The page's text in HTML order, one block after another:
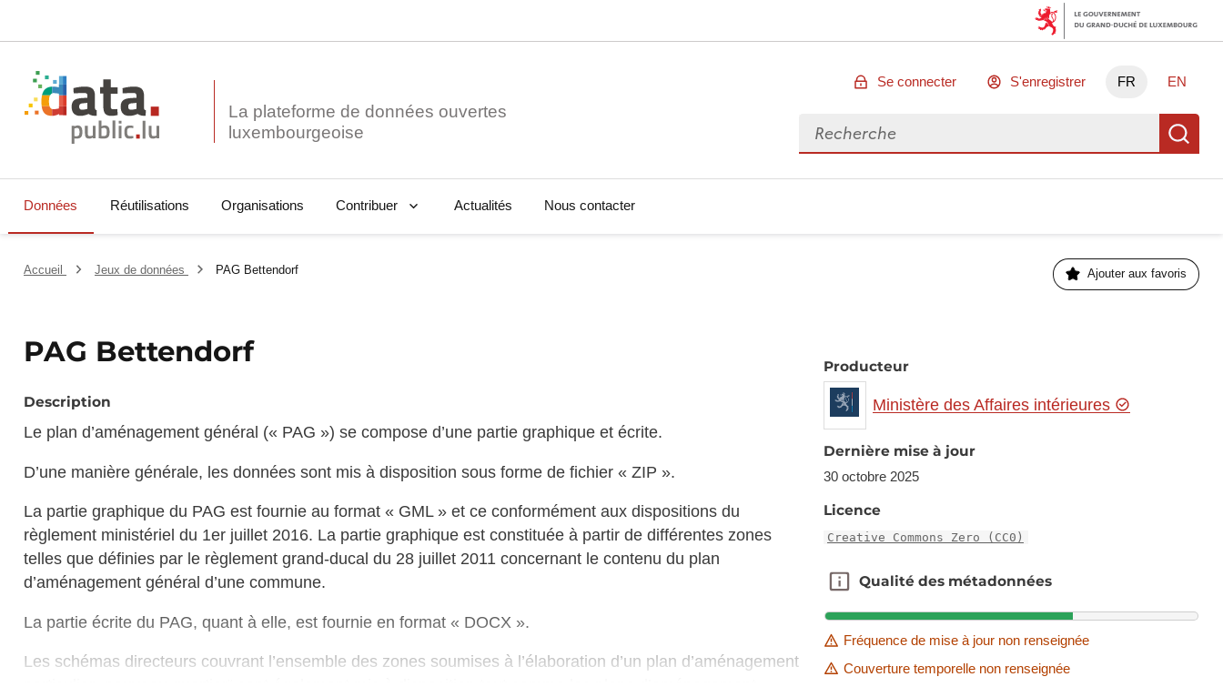
La plateforme de données ouvertes
Se connecter S'enregistrer FR EN
Rechercher des données
Données Réutilisations Organisations Contribuer Actualités Nous contacter
Accueil Jeux de données PAG Bettendorf Ajouter aux favoris
PAG Bettendorf
Description
Le plan d’aménagement général (« PAG ») se compose d’une partie graphique et écrite.
D’une manière générale, les données sont mis à disposition sous forme de fichier « ZIP ».
La partie graphique du PAG est fournie au format « GML » et ce conformément aux dispositions du
règlement ministériel du 1er juillet 2016. La partie graphique est constituée à partir de différentes zones
telles que définies par le règlement grand-ducal du 28 juillet 2011 concernant le contenu du plan
d’aménagement général d’une commune.
La partie écrite du PAG, quant à elle, est fournie en format « DOCX ».
Les schémas directeurs couvrant l’ensemble des zones soumises à l’élaboration d’un plan d’aménagement
Producteur
Ministère des Affaires intérieures
Dernière mise à jour
30 octobre 2025
Licence
Creative Commons Zero (CC0)
Qualité des métadonnées
Qualité des métadonnées
Fréquence de mise à jour non renseignée
Couverture temporelle non renseignée